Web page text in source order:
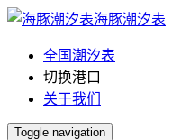
海豚潮汐表
全国潮汐表
切换港口
关于我们
Toggle navigation